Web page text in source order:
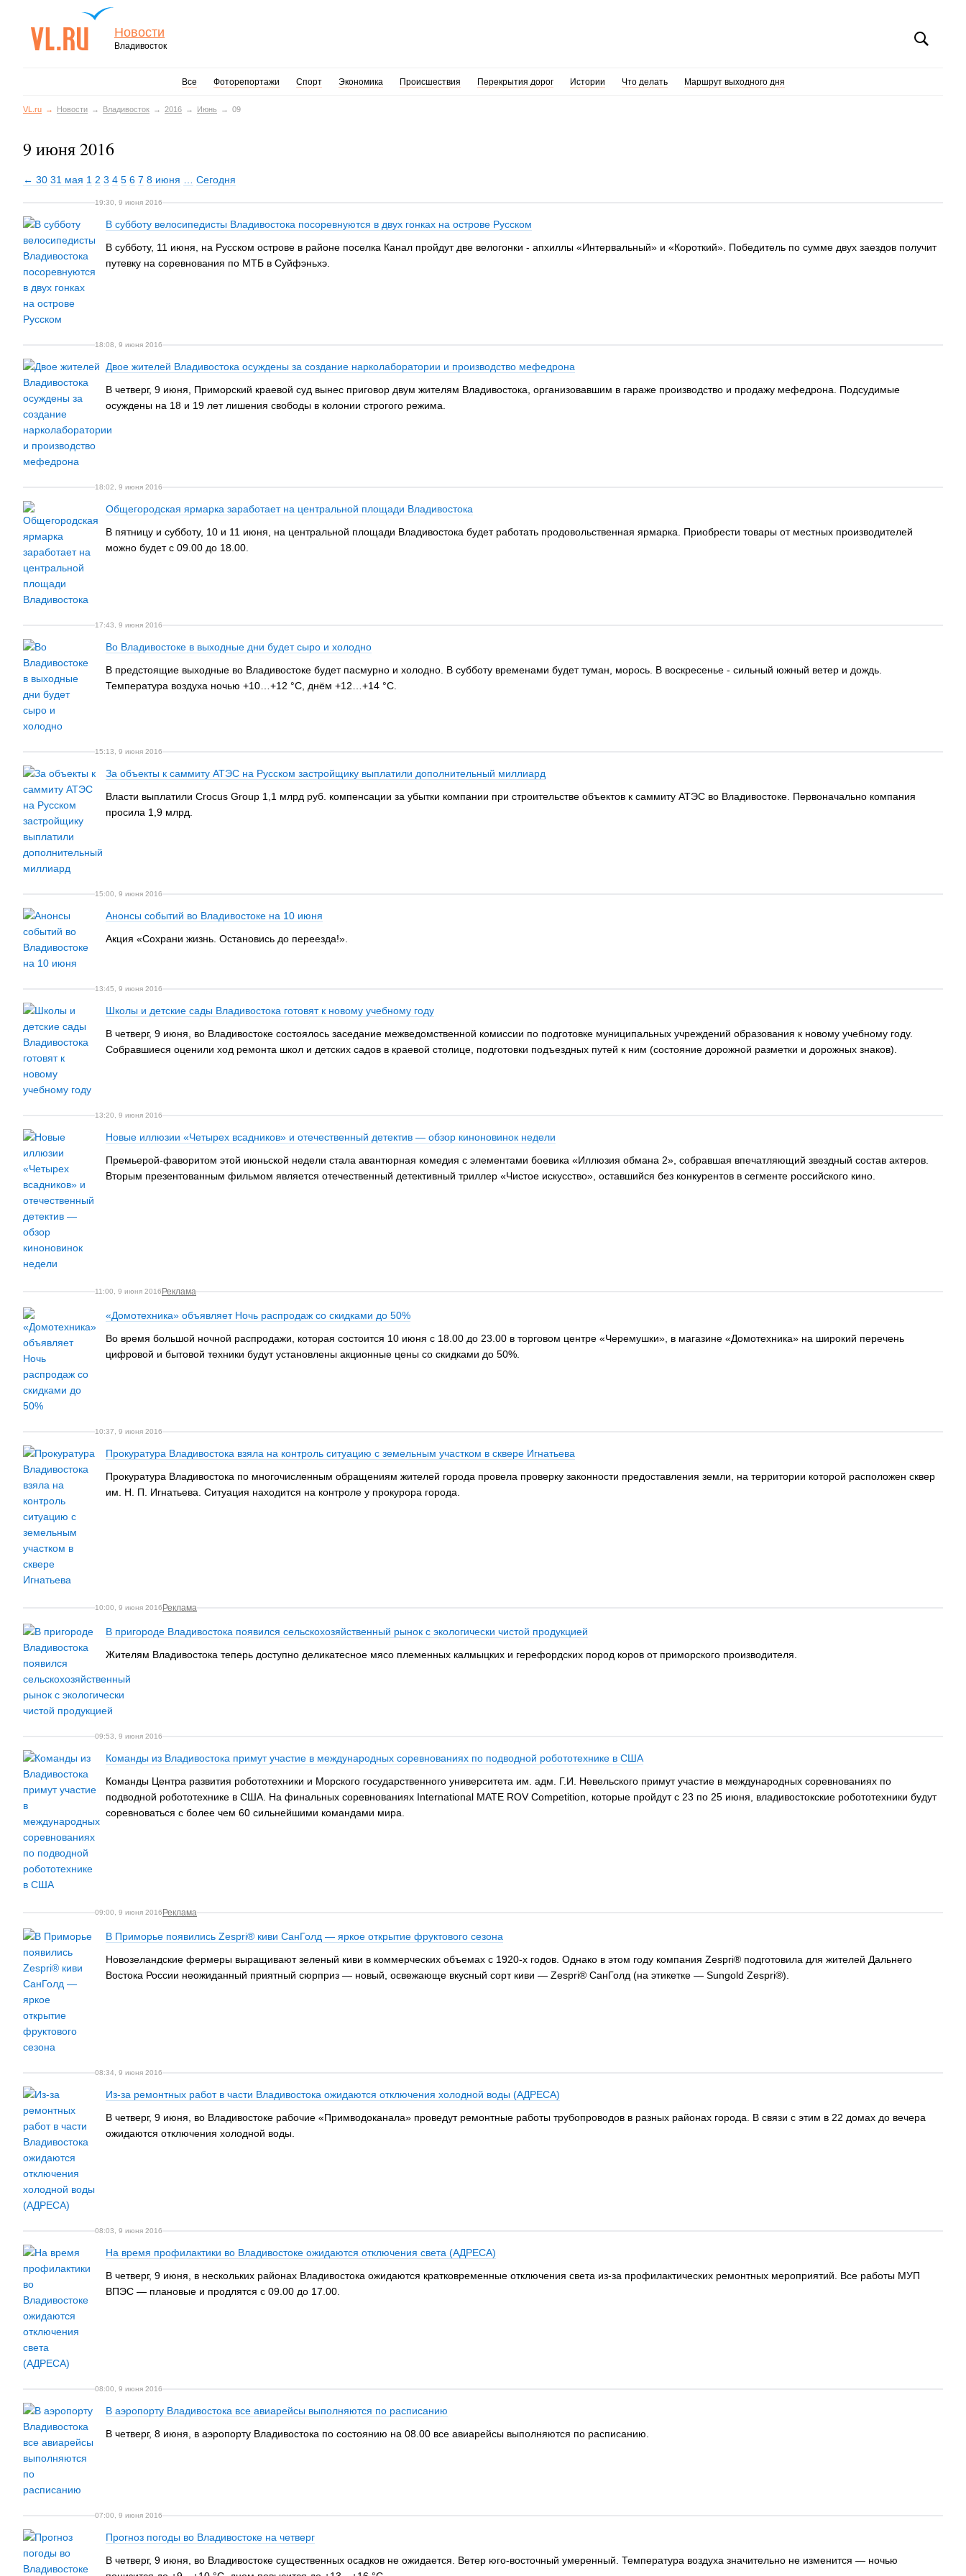
Новости
Владивосток
Все Фоторепортажи Спорт Экономика Происшествия Перекрытия дорог Истории Что делать Маршрут выходного дня
VL.ru Новости Владивосток 2016 Июнь 09
9 июня 2016
← 30 31 мая 1 2 3 4 5 6 7 8 июня Сегодня
19:30, 9 июня 2016
В субботу велосипедисты Владивостока посоревнуются в двух гонках на острове Русском
В субботу, 11 июня, на Русском острове в районе поселка Канал пройдут две велогонки - апхиллы «Интервальный» и «Короткий». Победитель по сумме двух заездов получит
путевку на соревнования по МТБ в Суйфэньхэ.
18:08, 9 июня 2016
Двое жителей Владивостока осуждены за создание нарколаборатории и производство мефедрона
В четверг, 9 июня, Приморский краевой суд вынес приговор двум жителям Владивостока, организовавшим в гараже производство и продажу мефедрона. Подсудимые
осуждены на 18 и 19 лет лишения свободы в колонии строгого режима.
18:02, 9 июня 2016
Общегородская ярмарка заработает на центральной площади Владивостока
В пятницу и субботу, 10 и 11 июня, на центральной площади Владивостока будет работать продовольственная ярмарка. Приобрести товары от местных производителей
можно будет с 09.00 до 18.00.
17:43, 9 июня 2016
Во Владивостоке в выходные дни будет сыро и холодно
В предстоящие выходные во Владивостоке будет пасмурно и холодно. В субботу временами будет туман, морось. В воскресенье - сильный южный ветер и дождь.
Температура воздуха ночью +10…+12 °С, днём +12…+14 °С.
15:13, 9 июня 2016
За объекты к саммиту АТЭС на Русском застройщику выплатили дополнительный миллиард
Власти выплатили Crocus Group 1,1 млрд руб. компенсации за убытки компании при строительстве объектов к саммиту АТЭС во Владивостоке. Первоначально компания
просила 1,9 млрд.
15:00, 9 июня 2016
Анонсы событий во Владивостоке на 10 июня
Акция «Сохрани жизнь. Остановись до переезда!».
13:45, 9 июня 2016
Школы и детские сады Владивостока готовят к новому учебному году
В четверг, 9 июня, во Владивостоке состоялось заседание межведомственной комиссии по подготовке муниципальных учреждений образования к новому учебному году.
Собравшиеся оценили ход ремонта школ и детских садов в краевой столице, подготовки подъездных путей к ним (состояние дорожной разметки и дорожных знаков).
13:20, 9 июня 2016
Новые иллюзии «Четырех всадников» и отечественный детектив — обзор киноновинок недели
Премьерой-фаворитом этой июньской недели стала авантюрная комедия с элементами боевика «Иллюзия обмана 2», собравшая впечатляющий звездный состав актеров.
Вторым презентованным фильмом является отечественный детективный триллер «Чистое искусство», оставшийся без конкурентов в сегменте российского кино.
11:00, 9 июня 2016 Реклама
«Домотехника» объявляет Ночь распродаж со скидками до 50%
Во время большой ночной распродажи, которая состоится 10 июня с 18.00 до 23.00 в торговом центре «Черемушки», в магазине «Домотехника» на широкий перечень
цифровой и бытовой техники будут установлены акционные цены со скидками до 50%.
10:37, 9 июня 2016
Прокуратура Владивостока взяла на контроль ситуацию с земельным участком в сквере Игнатьева
Прокуратура Владивостока по многочисленным обращениям жителей города провела проверку законности предоставления земли, на территории которой расположен сквер
им. Н. П. Игнатьева. Ситуация находится на контроле у прокурора города.
10:00, 9 июня 2016 Реклама
В пригороде Владивостока появился сельскохозяйственный рынок с экологически чистой продукцией
Жителям Владивостока теперь доступно деликатесное мясо племенных калмыцких и герефордских пород коров от приморского производителя.
09:53, 9 июня 2016
Команды из Владивостока примут участие в международных соревнованиях по подводной робототехнике в США
Команды Центра развития робототехники и Морского государственного университета им. адм. Г.И. Невельского примут участие в международных соревнованиях по
подводной робототехнике в США. На финальных соревнованиях International MATE ROV Competition, которые пройдут с 23 по 25 июня, владивостокские робототехники будут
соревноваться с более чем 60 сильнейшими командами мира.
09:00, 9 июня 2016 Реклама
В Приморье появились Zespri® киви СанГолд — яркое открытие фруктового сезона
Новозеландские фермеры выращивают зеленый киви в коммерческих объемах с 1920-х годов. Однако в этом году компания Zespri® подготовила для жителей Дальнего
Востока России неожиданный приятный сюрприз — новый, освежающе вкусный сорт киви — Zespri® СанГолд (на этикетке — Sungold Zespri®).
08:34, 9 июня 2016
Из-за ремонтных работ в части Владивостока ожидаются отключения холодной воды (АДРЕСА)
В четверг, 9 июня, во Владивостоке рабочие «Примводоканала» проведут ремонтные работы трубопроводов в разных районах города. В связи с этим в 22 домах до вечера
ожидаются отключения холодной воды.
08:03, 9 июня 2016
На время профилактики во Владивостоке ожидаются отключения света (АДРЕСА)
В четверг, 9 июня, в нескольких районах Владивостока ожидаются кратковременные отключения света из-за профилактических ремонтных мероприятий. Все работы МУП
ВПЭС — плановые и продлятся с 09.00 до 17.00.
08:00, 9 июня 2016
В аэропорту Владивостока все авиарейсы выполняются по расписанию
В четверг, 8 июня, в аэропорту Владивостока по состоянию на 08.00 все авиарейсы выполняются по расписанию.
07:00, 9 июня 2016
Прогноз погоды во Владивостоке на четверг
В четверг, 9 июня, во Владивостоке существенных осадков не ожидается. Ветер юго-восточный умеренный. Температура воздуха значительно не изменится — ночью